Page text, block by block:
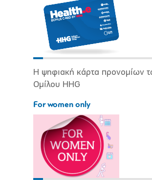
Η ψηφιακή κάρτα προνομίων
Ομίλου HHG
For women only